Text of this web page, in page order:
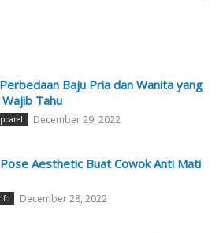
Baju Pria dan Wanita yang
Tahu
December 29, 2022
Aesthetic Buat Cowok Anti Mati
December 28, 2022